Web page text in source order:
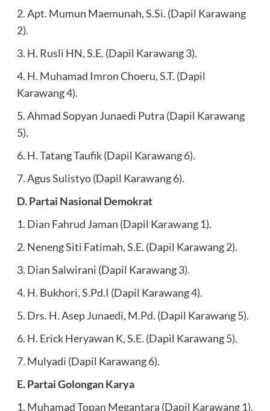
2. Apt. Mumun Maemunah, S.Si. (Dapil Karawang
2).
3. H. Rusli HN, S.E. (Dapil Karawang 3).
4. H. Muhamad Imron Choeru, S.T. (Dapil
Karawang 4).
5. Ahmad Sopyan Junaedi Putra (Dapil Karawang
5).
6. H. Tatang Taufik (Dapil Karawang 6).
7. Agus Sulistyo (Dapil Karawang 6).
D. Partai Nasional Demokrat
1. Dian Fahrud Jaman (Dapil Karawang 1).
2. Neneng Siti Fatimah, S.E. (Dapil Karawang 2).
3. Dian Salwirani (Dapil Karawang 3).
4. H. Bukhori, S.Pd.I (Dapil Karawang 4).
5. Drs. H. Asep Junaedi, M.Pd. (Dapil Karawang 5).
6. H. Erick Heryawan K, S.E. (Dapil Karawang 5).
7. Mulyadi (Dapil Karawang 6).
E. Partai Golongan Karya
1. Muhamad Topan Megantara (Dapil Karawang 1).